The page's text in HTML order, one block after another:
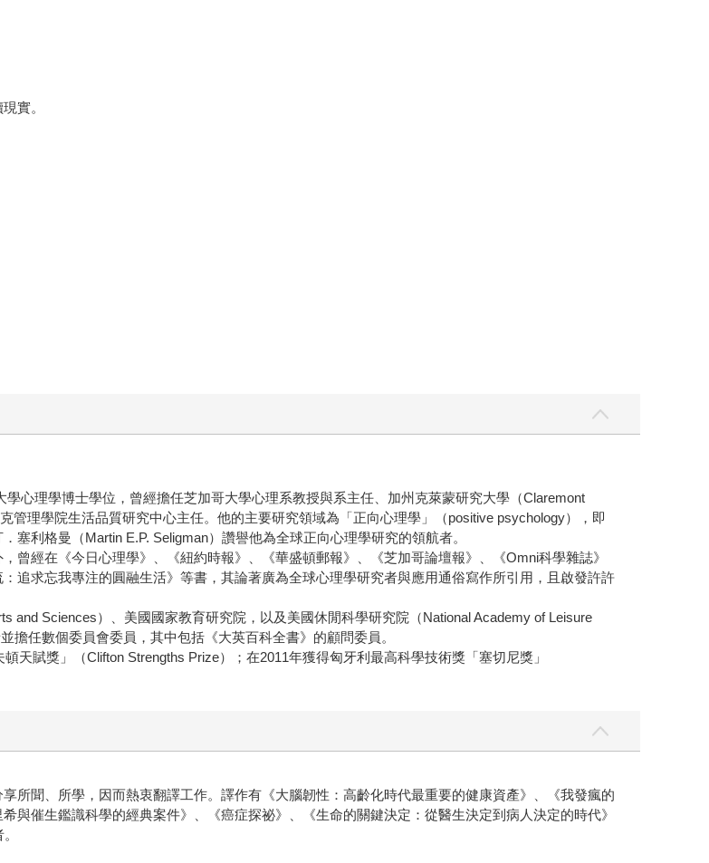
實。
心理學博士學位，曾經擔任芝加哥大學心理系教授與系主任、加州克萊蒙研究大學（Claremont
管理學院生活品質研究中心主任。他的主要研究領域為「正向心理學」（positive psychology），即
利格曼（Martin E.P. Seligman）讚譽他為全球正向心理學研究的領航者。
曾經在《今日心理學》、《紐約時報》、《華盛頓郵報》、《芝加哥論壇報》、《Omni科學雜誌》
追求忘我專注的圓融生活》等書，其論著廣為全球心理學研究者與應用通俗寫作所引用，且啟發許許
and Sciences）、美國國家教育研究院，以及美國休閒科學研究院（National Academy of Leisure
擔任數個委員會委員，其中包括《大英百科全書》的顧問委員。
天賦獎」（Clifton Strengths Prize）；在2011年獲得匈牙利最高科學技術獎「塞切尼獎」
所聞、所學，因而熱衷翻譯工作。譯作有《大腦韌性：高齡化時代最重要的健康資產》、《我發瘋的
與催生鑑識科學的經典案件》、《癌症探祕》、《生命的關鍵決定：從醫生決定到病人決定的時代》